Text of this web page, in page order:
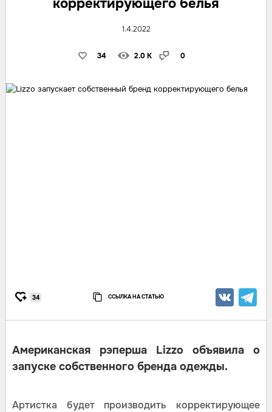
1.4.2022
34 2.0 K 0
34 ССЫЛКА НА СТАТЬЮ
Американская рэперша Lizzo объявила о
запуске собственного бренда одежды.
Артистка будет производить корректирующее